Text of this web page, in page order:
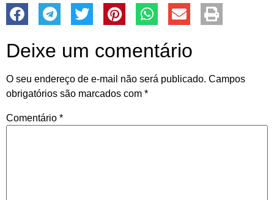
Deixe um comentário
O seu endereço de e-mail não será publicado. Campos
obrigatórios são marcados com *
Comentário *